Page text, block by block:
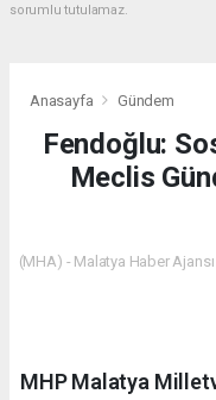
sorumlu tutulamaz.
Anasayfa Gündem
Fendoğlu:
Meclis
(MHA) - Malatya Haber
MHP Malatya